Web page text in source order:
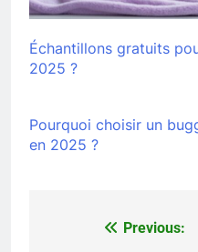
Échantillons gratuits
2025 ?
Pourquoi choisir un
en 2025 ?
NavigationPrevious: